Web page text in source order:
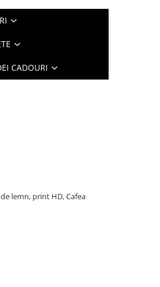
CADOURI
lemn, print HD, Cafea